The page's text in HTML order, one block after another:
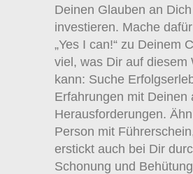
Deinen Glauben an
investieren. Mache
„Yes I can!“ zu Deinem
viel, was Dir auf diesem
kann: Suche
Erfahrungen mit Deinen
Herausforderungen.
Person mit
erstickt auch bei Dir
Schonung und